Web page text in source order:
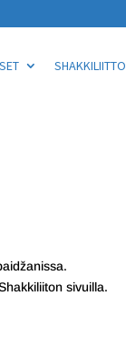
SHAKKILIITTO
sivuilla.